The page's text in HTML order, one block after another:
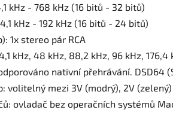
kHz - 768 kHz (16 bitů - 32 bitů)
kHz - 192 kHz (16 bitů - 24 bitů)
1x stereo pár RCA
kHz, 48 kHz, 88,2 kHz, 96 kHz,
nativní přehrávání. DSD64
volitelný mezi 3V (modrý), 2V
ovladač bez operačních systémů